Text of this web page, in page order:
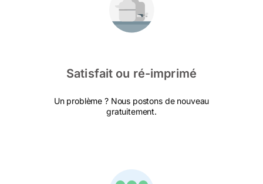
Satisfait ou ré-imprimé
Un problème ? Nous postons de nouveau
gratuitement.